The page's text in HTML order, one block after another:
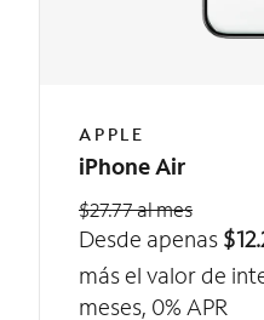
APPLE
iPhone Air
$27.77 al mes
Desde apenas
más el valor de
meses, 0% APR